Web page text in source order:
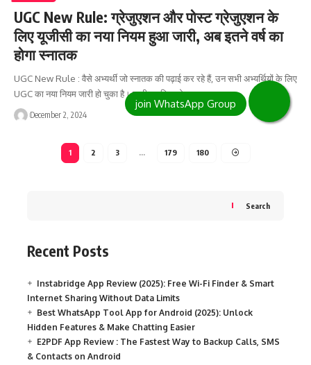
UGC New Rule: ग्रेजुएशन और पोस्ट ग्रेजुएशन के
लिए यूजीसी का नया नियम हुआ जारी, अब इतने वर्ष का
होगा स्नातक
UGC New Rule : वैसे अभ्यर्थी जो स्नातक की पढ़ाई कर रहे हैं, उन सभी अभ्यर्थियों के लिए
UGC का नया नियम जारी हो चुका है। जारी नए नियम के…
December 2, 2024
1 2 3 … 179 180
Search
Recent Posts
Instabridge App Review (2025): Free Wi-Fi Finder & Smart
Internet Sharing Without Data Limits
Best WhatsApp Tool App for Android (2025): Unlock
Hidden Features & Make Chatting Easier
E2PDF App Review : The Fastest Way to Backup Calls, SMS
& Contacts on Android